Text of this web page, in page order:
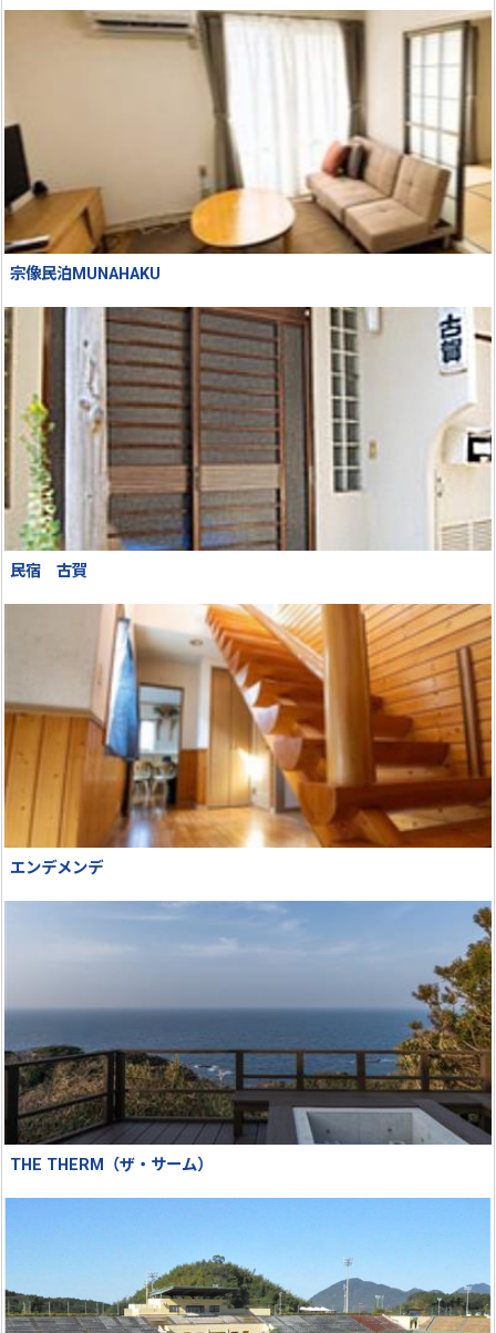
宗像民泊MUNAHAKU
民宿 古賀
エンデメンデ
THE THERM（ザ・サーム）